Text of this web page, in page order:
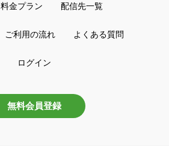
料金プラン 配信先一覧
ご利用の流れ よくある質問
ログイン
無料会員登録